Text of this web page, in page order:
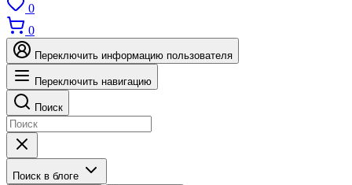
0
0
Переключить информацию пользователя
Переключить навигацию
Поиск
Поиск в блоге